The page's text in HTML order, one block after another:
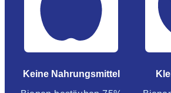
Keine Nahrungsmittel